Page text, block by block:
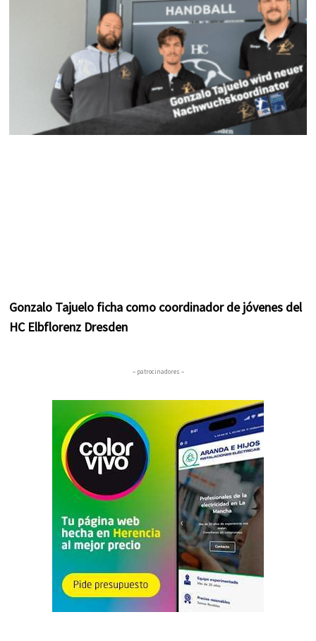
a
m
s
t
Gonzalo Tajuelo ficha como coordinador de jóvenes del
HC Elbflorenz Dresden
– patrocinadores –